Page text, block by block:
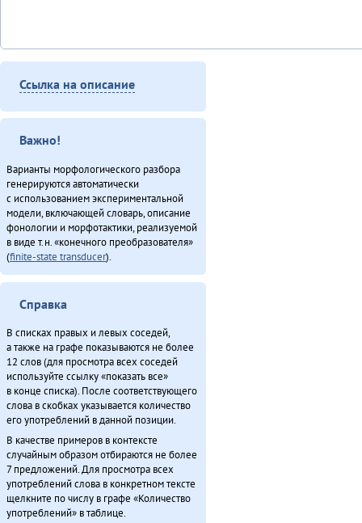
Ссылка на описание
Важно!
Варианты морфологического разбора
генерируются автоматически
с использованием экспериментальной
модели, включающей словарь, описание
фонологии и морфотактики, реализуемой
в виде т.н. «конечного преобразователя»
(finite-state transducer).
Справка
В списках правых и левых соседей,
а также на графе показываются не более
12 слов (для просмотра всех соседей
используйте ссылку «показать все»
в конце списка). После соответствующего
слова в скобках указывается количество
его употреблений в данной позиции.
В качестве примеров в контексте
случайным образом отбираются не более
7 предложений. Для просмотра всех
употреблений слова в конкретном тексте
щелкните по числу в графе «Количество
употреблений» в таблице.